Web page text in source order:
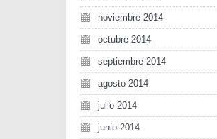
noviembre 2014
octubre 2014
septiembre 2014
agosto 2014
julio 2014
junio 2014